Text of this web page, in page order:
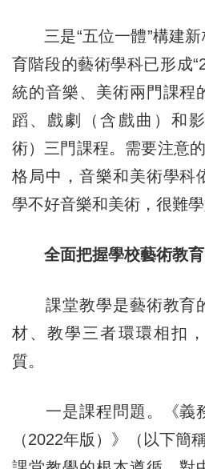
三是“五位一體”構建新
育階段的藝術學科已形成
統的音樂、美術兩門課程
蹈、戲劇（含戲曲）和
術）三門課程。需要注意
格局中，音樂和美術學科
學不好音樂和美術，很難學
全面把握學校藝術教育
課堂教學是藝術教育
材、教學三者環環相扣
質。
一是課程問題。《義
（2022年版）》（以下簡